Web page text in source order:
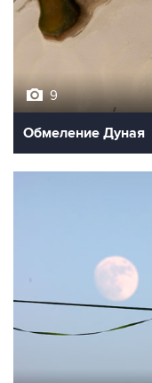
9
Обмеление Дуная